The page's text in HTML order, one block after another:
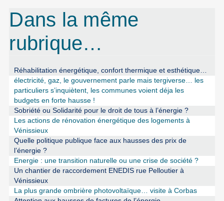
Dans la même
rubrique…
Réhabilitation énergétique, confort thermique et esthétique…
électricité, gaz, le gouvernement parle mais tergiverse… les
particuliers s’inquiètent, les communes voient déja les
budgets en forte hausse !
Sobriété ou Solidarité pour le droit de tous à l’énergie ?
Les actions de rénovation énergétique des logements à
Vénissieux
Quelle politique publique face aux hausses des prix de
l’énergie ?
Energie : une transition naturelle ou une crise de société ?
Un chantier de raccordement ENEDIS rue Pelloutier à
Vénissieux
La plus grande ombrière photovoltaïque… visite à Corbas